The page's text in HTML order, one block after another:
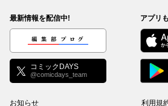
最新情報を配信中!
編集部ブログ
コミックDAYS
@comicdays_team
アプリ
お知らせ 利用規